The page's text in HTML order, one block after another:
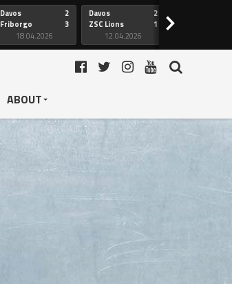
Davos
Friborgo
2
3
18.04.2026
Davos
ZSC Lions
2
1
12.04.2026
>
ABOUT